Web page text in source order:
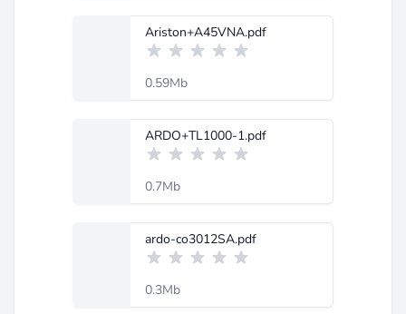
Ariston+A45VNA.pdf
0.59Mb
ARDO+TL1000-1.pdf
0.7Mb
ardo-co3012SA.pdf
0.3Mb